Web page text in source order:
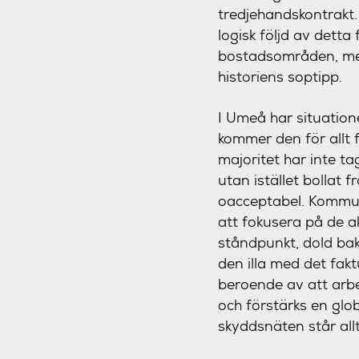
logisk följd av detta
bostadsområden,
historiens soptipp.
I Umeå har
kommer den för allt
majoritet har inte
utan istället bollat
oacceptabel.
att fokusera på de
ståndpunkt, dold
den illa med det
beroende av att
och förstärks en
skyddsnäten står